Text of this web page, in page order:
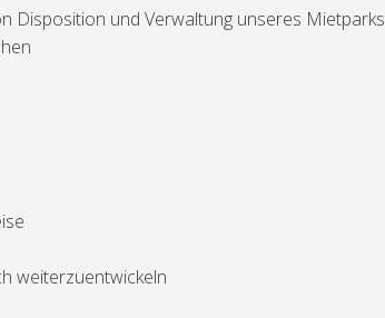
Disposition und Verwaltung unseres Mietparks
weiterzuentwickeln